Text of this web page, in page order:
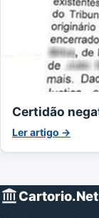
Certidão
Ler artigo →
Cartorio.Net